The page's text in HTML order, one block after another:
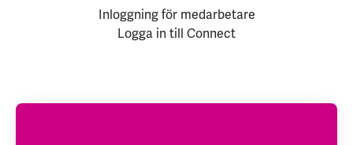
Inloggning för medarbetare
Logga in till Connect